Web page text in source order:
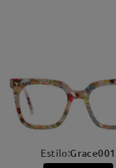
Estilo:Grace001